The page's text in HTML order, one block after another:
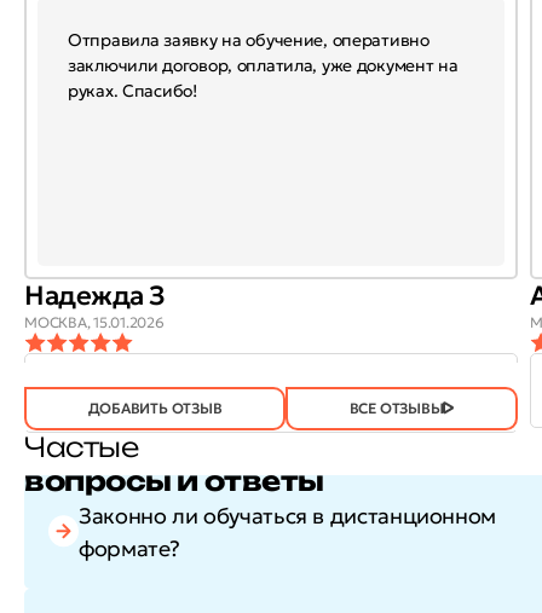
Отправила заявку на обучение, оперативно
заключили договор, оплатила, уже документ на
руках. Спасибо!
Надежда З
МОСКВА,15.01.2026
ПОЛЕЗЕН?
ДА(746) НЕТ(21)
ДОБАВИТЬ ОТЗЫВ ВСЕ ОТЗЫВЫ
Частые
вопросы и ответы
Законно ли обучаться в дистанционном
формате?